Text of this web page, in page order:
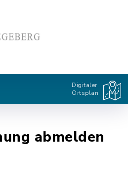
Digitaler
Ortsplan
abmelden